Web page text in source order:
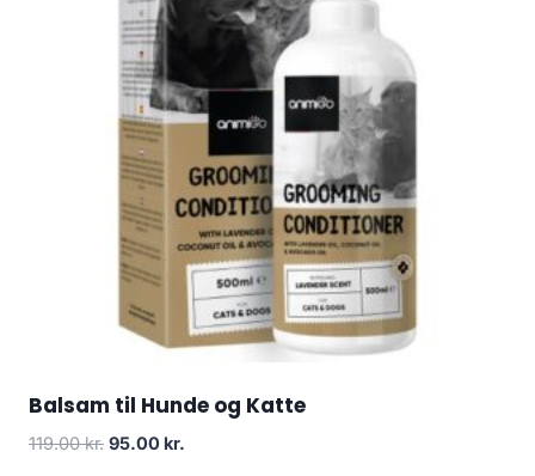
Balsam til Hunde og Katte
119.00kr. Den
95.00 kr.